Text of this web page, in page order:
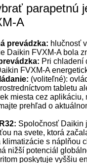
parapetnú
A
prevádzka: hlučnosť
Daikin FVXM-A bola
Pri chladení
FVXM-A
(voliteľné):
tabletu
miesta cez aplikáciu,
prehľad o
Spoločnosť Daikin
na svete, ktorá
klimatizácie s náplňou
nižší potenciál
poskytuje vyššiu